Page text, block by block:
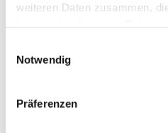
weiteren Daten zusammen,
Notwendig
Präferenzen
Dies könnte Sie